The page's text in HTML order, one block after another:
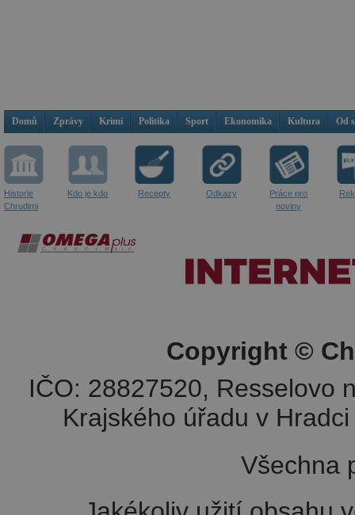
Domů Zprávy Krimi Politika Sport Ekonomika Kultura Od
Historie
Chrudimi
Kdo je kdo Recepty Odkazy
Práce pro
noviny
Copyright ©
IČO: 28827520, Resselovo
Krajského úřadu v
Všechna